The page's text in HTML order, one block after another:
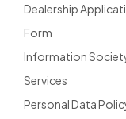
Dealership
Form
Information
Services
Personal Data